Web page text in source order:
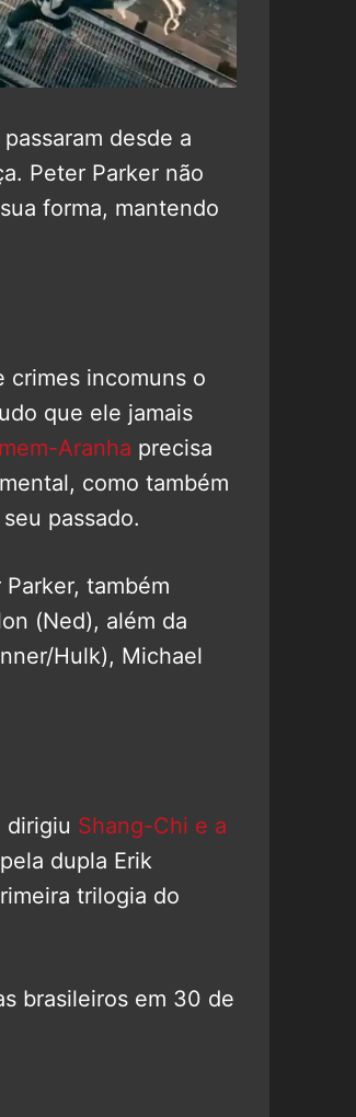
desde a
Peter Parker não
forma, mantendo
crimes incomuns o
que ele jamais
Aranha precisa
como também
passado.
também
(Ned), além da
Hulk), Michael
dirigiu Shang-Chi e a
dupla Erik
trilogia do
brasileiros em 30 de